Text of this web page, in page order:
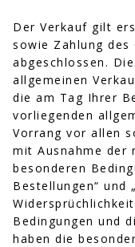
Der Verkauf gilt
sowie Zahlung des
abgeschlossen.
allgemeinen
die am Tag Ihrer
vorliegenden
Vorrang vor allen
mit Ausnahme der
besonderen
Bestellungen“ und
Bedingungen und
haben die